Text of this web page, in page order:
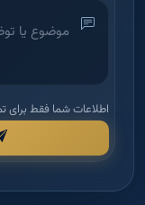
اطلاعات شما فقط برای